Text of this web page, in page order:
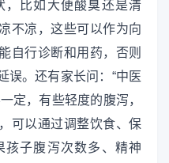
，比如大便酸臭还是清
不凉，这些可以作为向
自行诊断和用药，否则
误。还有家长问：“中医
定，有些轻度的腹泻，
可以通过调整饮食、保
孩子腹泻次数多、精神